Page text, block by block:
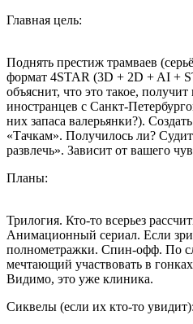
Главная цель:
Поднять престиж трамваев
формат 4STAR (3D + 2D + AI +
объяснит, что это такое,
иностранцев с Санкт-
них запаса валерьянки?).
«Тачкам». Получилось ли?
развлечь». Зависит от вашего
Планы:
Трилогия. Кто-то всерьез
Анимационный сериал. Если
полнометражки. Спин-офф. По
мечтающий участвовать в
Видимо, это уже клиника.
Сиквелы (если их кто-то увидит):